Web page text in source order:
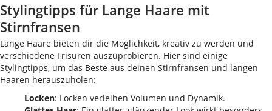
Stylingtipps für Lange Haare mit
Stirnfransen
Lange Haare bieten dir die Möglichkeit, kreativ zu werden und
verschiedene Frisuren auszuprobieren. Hier sind einige
Stylingtipps, um das Beste aus deinen Stirnfransen und langen
Haaren herauszuholen:
Locken: Locken verleihen Volumen und Dynamik.